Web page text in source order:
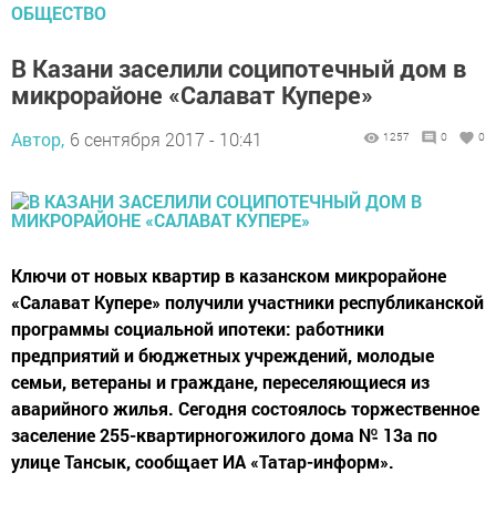
ОБЩЕСТВО
В Казани заселили соципотечный дом в
микрорайоне «Салават Купере»
Автор, 6 сентября 2017 - 10:41 1257 0 0
Ключи от новых квартир в казанском микрорайоне
«Салават Купере» получили участники республиканской
программы социальной ипотеки: работники
предприятий и бюджетных учреждений, молодые
семьи, ветераны и граждане, переселяющиеся из
аварийного жилья. Сегодня состоялось торжественное
заселение 255-квартирногожилого дома № 13а по
улице Тансык, сообщает ИА «Татар-информ».